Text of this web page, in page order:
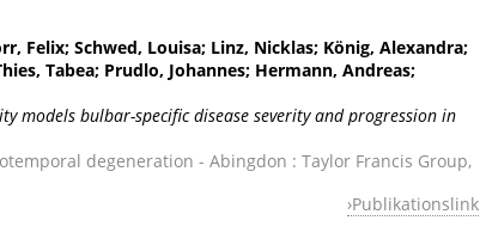
Felix; Schwed, Louisa; Linz, Nicklas; König, Alexandra;
Tabea; Prudlo, Johannes; Hermann, Andreas;
models bulbar-specific disease severity and progression in
degeneration - Abingdon : Taylor Francis Group,
Publikationslink